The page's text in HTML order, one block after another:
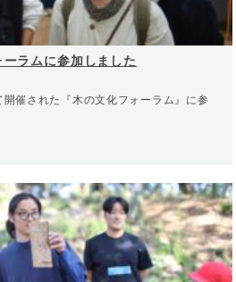
ーラムに参加しました
催された『木の文化フォーラム』に参